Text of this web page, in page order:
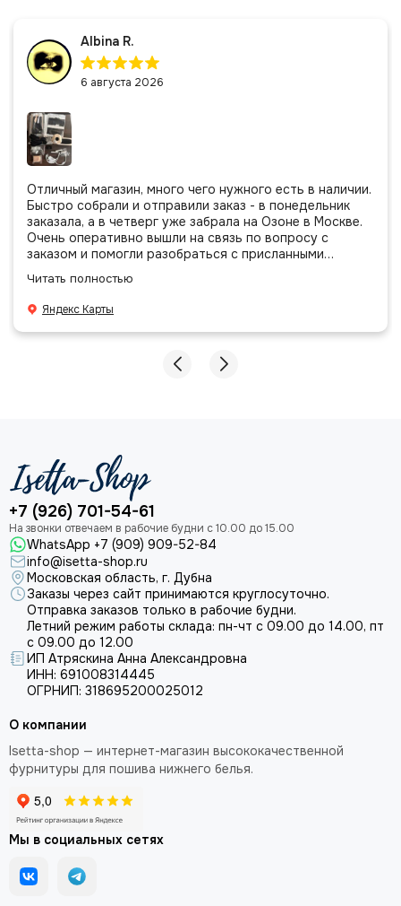
Albina R.
6 августа 2026
Отличный магазин, много чего нужного есть в наличии.
Быстро собрали и отправили заказ - в понедельник
заказала, а в четверг уже забрала на Озоне в Москве.
Очень оперативно вышли на связь по вопросу с
заказом и помогли разобраться с присланными
даже есть подарочек, очень приятно. Спасибо
большое команде!
Читать полностью
Яндекс Карты
+7 (926) 701-54-61
WhatsApp +7 (909) 909-52-84
info@isetta-shop.ru
Московская область, г. Дубна
Заказы через сайт принимаются круглосуточно.
Отправка заказов только в рабочие будни.
Летний режим работы склада: пн-чт с 09.00 до 14.00, пт
с 09.00 до 12.00
ИП Атряскина Анна Александровна
ИНН: 691008314445
ОГРНИП: 318695200025012
О компании
Isetta-shop — интернет-магазин высококачественной
фурнитуры для пошива нижнего белья.
Мы в социальных сетях